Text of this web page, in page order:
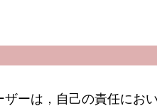
ザーは，自己の責任にお